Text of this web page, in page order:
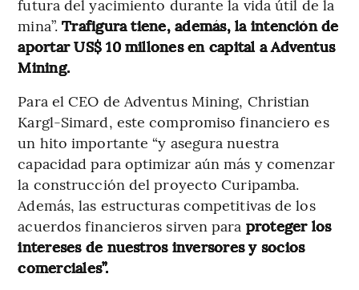
futura del yacimiento durante la vida útil de la
mina”.Trafigura tiene, además, la intención de
aportar US$ 10 millones en capital a Adventus
Mining.
Para el CEO de Adventus Mining, Christian
Kargl-Simard, este compromiso financiero es
un hito importante “y asegura nuestra
capacidad para optimizar aún más y comenzar
la construcción del proyecto Curipamba.
Además, las estructuras competitivas de los
acuerdos financieros sirven para proteger los
intereses de nuestros inversores y socios
comerciales”.